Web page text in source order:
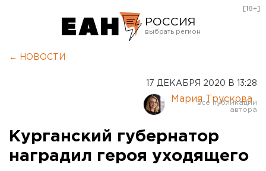
РОССИЯ
Курган
Оренбург
[18+]
← НОВОСТИ
17 ДЕКАБРЯ 2020 В 13:28
Мария Трускова
Курганский губернатор
наградил героя уходящего